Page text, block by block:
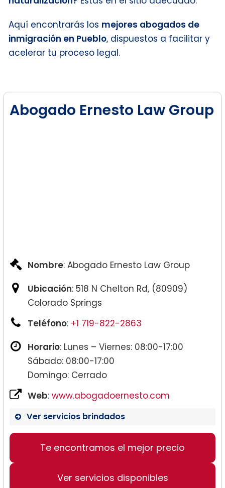
Aquí encontrarás los mejores abogados de
inmigración en Pueblo, dispuestos a facilitar y
acelerar tu proceso legal.
Abogado Ernesto Law Group
Nombre: Abogado Ernesto Law Group
Ubicación: 518 N Chelton Rd, (80909)
Colorado Springs
Teléfono: +1 719-822-2863
Horario: Lunes – Viernes: 08:00-17:00
Sábado: 08:00-17:00
Domingo: Cerrado
Web: www.abogadoernesto.com
Ver servicios brindados
Te encontramos el mejor precio
Ver servicios disponibles